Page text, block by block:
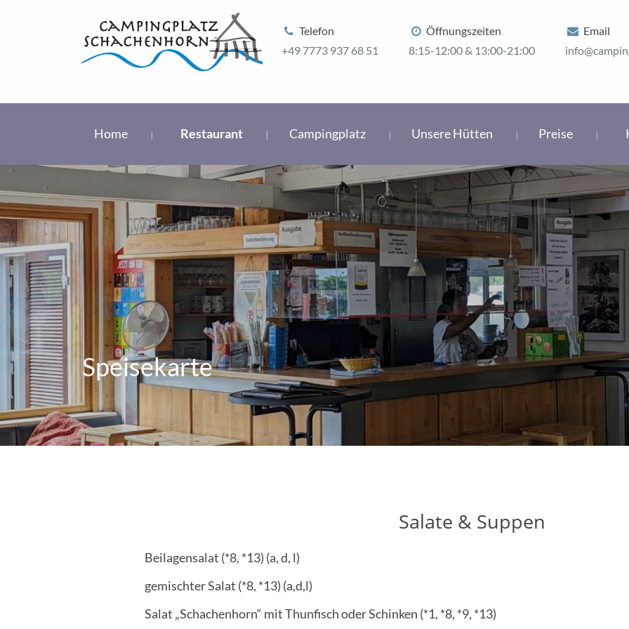
Direkt zum Inhalt
Telefon
+49 7773 937 68 51
Öffnungszeiten
8:15-12:00 & 13:00-21:00
Email
Home Restaurant Campingplatz Unsere Hütten Preise
Speisekarte
Salate & Suppen
Beilagensalat (*8, *13) (a, d, l)
gemischter Salat (*8, *13) (a,d,l)
Salat „Schachenhorn“ mit Thunfisch oder Schinken (*1, *8, *9, *13)